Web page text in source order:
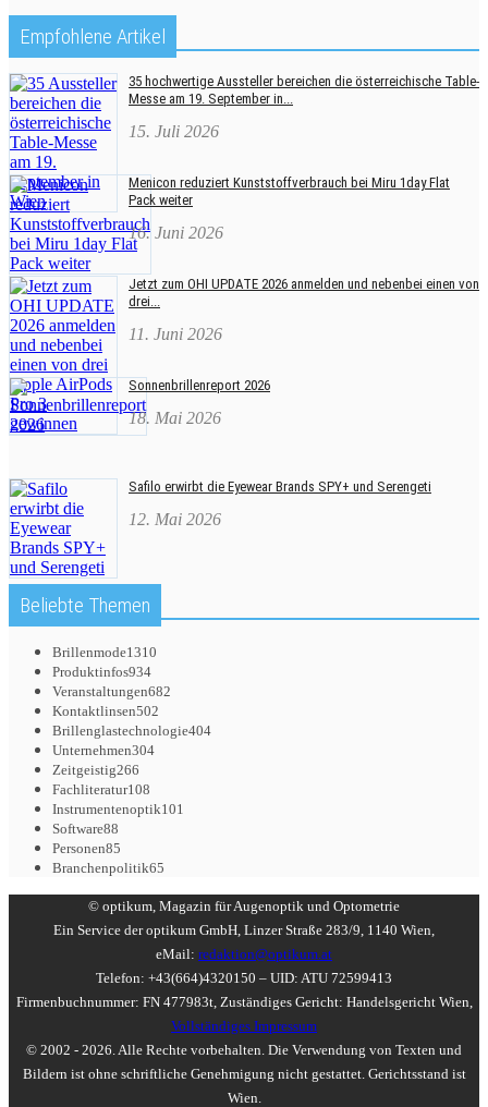
Empfohlene Artikel
35 hochwertige Aussteller bereichen die österreichische Table-
Messe am 19. September in...
15. Juli 2026
Menicon reduziert Kunststoffverbrauch bei Miru 1day Flat
Pack weiter
16. Juni 2026
Jetzt zum OHI UPDATE 2026 anmelden und nebenbei einen von
drei...
11. Juni 2026
Sonnenbrillenreport 2026
18. Mai 2026
Safilo erwirbt die Eyewear Brands SPY+ und Serengeti
12. Mai 2026
Beliebte Themen
Brillenmode1310
Produktinfos934
Veranstaltungen682
Kontaktlinsen502
Brillenglastechnologie404
Unternehmen304
Zeitgeistig266
Fachliteratur108
Instrumentenoptik101
Software88
Personen85
Branchenpolitik65
© optikum, Magazin für Augenoptik und Optometrie
Ein Service der optikum GmbH, Linzer Straße 283/9, 1140 Wien,
eMail: redaktion@optikum.at
Telefon: +43(664)4320150 – UID: ATU 72599413
Firmenbuchnummer: FN 477983t, Zuständiges Gericht: Handelsgericht Wien,
Vollständiges Impressum
© 2002 - 2026. Alle Rechte vorbehalten. Die Verwendung von Texten und
Bildern ist ohne schriftliche Genehmigung nicht gestattet. Gerichtsstand ist
Wien.